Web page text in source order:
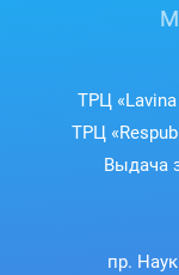
ТРЦ
ТРЦ
Выдача
пр.